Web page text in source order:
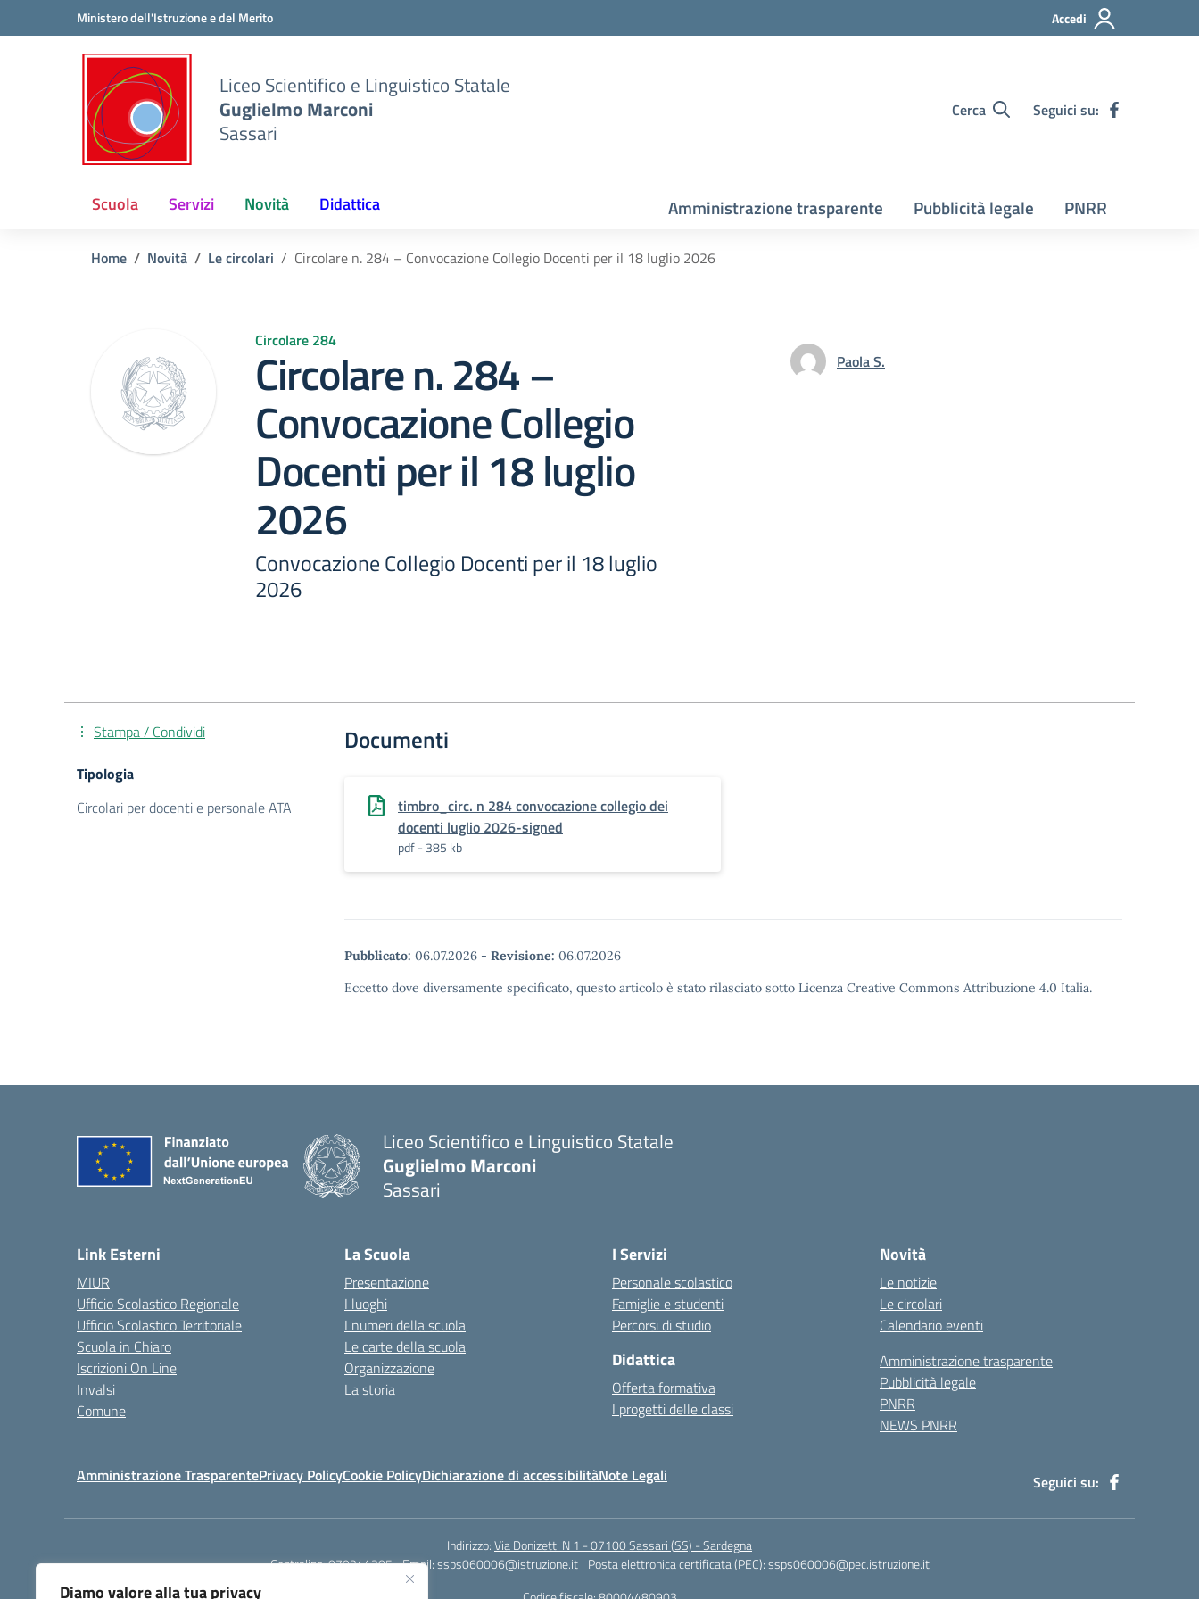
Diamo valore alla tua privacy
Vai ai contenuti
Vai al menu di navigazioneMinistero dell'Istruzione e del Merito Accedi
Liceo Scientifico e Linguistico Statale
Guglielmo Marconi
Sassari
Cerca Seguici su:
Scuola Servizi Novità Didattica Amministrazione trasparente Pubblicità legale PNRR
Home Novità Le circolari Circolare n. 284 – Convocazione Collegio Docenti per il 18 luglio 2026
Circolare 284
Circolare n. 284 –
Convocazione Collegio
Docenti per il 18 luglio
2026
Convocazione Collegio Docenti per il 18 luglio
2026
Paola S.
Documenti
timbro_circ. n 284 convocazione collegio dei
docenti luglio 2026-signed
pdf - 385 kb
Pubblicato: 06.07.2026 - Revisione: 06.07.2026
Eccetto dove diversamente specificato, questo articolo è stato rilasciato sotto Licenza Creative Commons Attribuzione 4.0 Italia.
Stampa / Condividi
Tipologia
Circolari per docenti e personale ATA
Liceo Scientifico e Linguistico Statale
Guglielmo Marconi
Sassari
Link Esterni
MIUR
Ufficio Scolastico Regionale
Ufficio Scolastico Territoriale
Scuola in Chiaro
Iscrizioni On Line
Invalsi
Comune
La Scuola
Presentazione
I luoghi
I numeri della scuola
Le carte della scuola
Organizzazione
La storia
I Servizi
Personale scolastico
Famiglie e studenti
Percorsi di studio
Didattica
Offerta formativa
I progetti delle classi
Novità
Le notizie
Le circolari
Calendario eventi
Amministrazione trasparente
Pubblicità legale
PNRR
NEWS PNRR
Amministrazione TrasparentePrivacy PolicyCookie PolicyDichiarazione di accessibilitàNote Legali Seguici su:
Indirizzo:Via Donizetti N 1 - 07100 Sassari (SS) - Sardegna
Centralino:079244305 Email:ssps060006@istruzione.it Posta elettronica certificata (PEC):ssps060006@pec.istruzione.it